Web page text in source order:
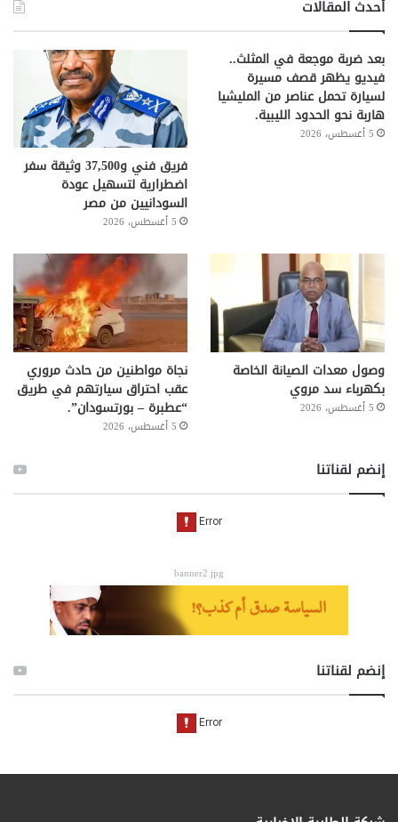
أحدث المقالات
بعد ضربة موجعة في المثلث..
فيديو يظهر قصف مسيرة
لسيارة تحمل عناصر من المليشيا
هاربة نحو الحدود الليبية.
5 أغسطس، 2026
فريق فني و37,500 وثيقة سفر
اضطرارية لتسهيل عودة
السودانيين من مصر
5 أغسطس، 2026
وصول معدات الصيانة الخاصة
بكهرباء سد مروي
5 أغسطس، 2026
نجاة مواطنين من حادث مروري
عقب احتراق سيارتهم في طريق
“عطبرة – بورتسودان”.
5 أغسطس، 2026
إنضم لقناتنا
banner2.jpg
إنضم لقناتنا